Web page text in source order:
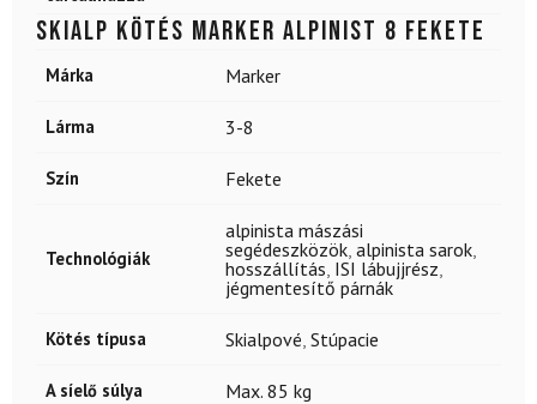
Skialp kötés MARKER Alpinist 8 fekete
Márka Marker
Lárma 3-8
Szín Fekete
Technológiák
alpinista mászási
segédeszközök alpinista sarok
hosszállítás ISI lábujjrész
jégmentesítő párnák
Kötés típusa Skialpové Stúpacie
A síelő súlya Max. 85 kg